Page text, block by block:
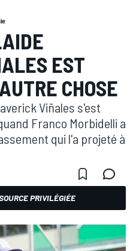
EST
CHOSE
Viñales s'est
Franco Morbidelli a
qui l'a projeté à
PRIVILÉGIÉE